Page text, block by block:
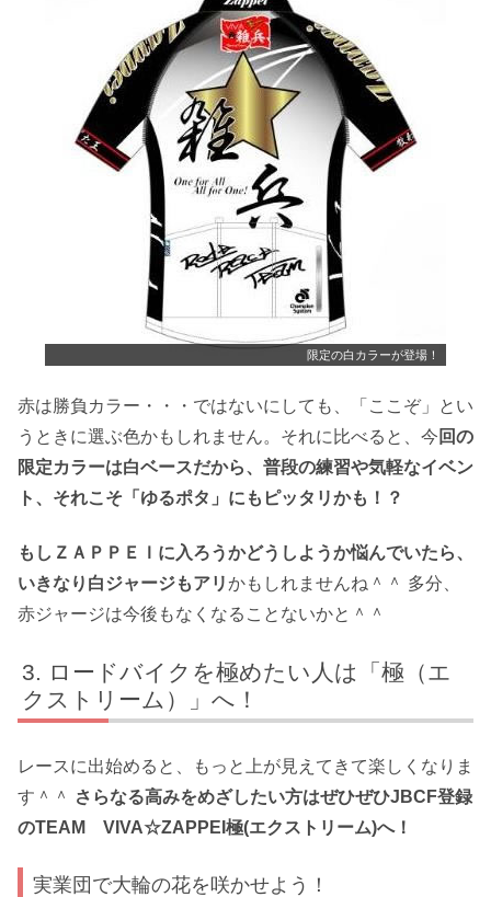
限定の白カラーが登場！
赤は勝負カラー・・・ではないにしても、「ここぞ」とい
うときに選ぶ色かもしれません。それに比べると、今 回の
限定カラーは白ベースだから、普段の練習や気軽なイベン
ト、それこそ「ゆるポタ」にもピッタリかも！？
もしＺＡＰＰＥＩに入ろうかどうしようか悩んでいたら、
いきなり白ジャージもアリかもしれませんね＾＾ 多分、
赤ジャージは今後もなくなることないかと＾＾
ロードバイクを極めたい人は「極（エ
クストリーム）」へ！
レースに出始めると、もっと上が見えてきて楽しくなりま
す＾＾
さらなる高みをめざしたい方はぜひぜひJBCF登録
のTEAM VIVA☆ZAPPEI極(エクストリーム)へ！
実業団で大輪の花を咲かせよう！